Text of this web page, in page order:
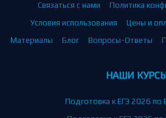
Связаться с нами
Политика
Условия использования
Цены и
Материалы
Блог Вопросы-Ответы
НАШИ
Подготовка к ЕГЭ 2026 по